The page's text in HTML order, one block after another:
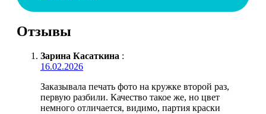
Отзывы
Зарина Касаткина :
16.02.2026
Заказывала печать фото на кружке второй раз,
первую разбили. Качество такое же, но цвет
немного отличается, видимо, партия краски